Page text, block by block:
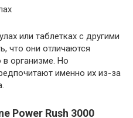
или таблетках с другими
что они отличаются
организме. Но
именно их из-за
Power Rush 3000